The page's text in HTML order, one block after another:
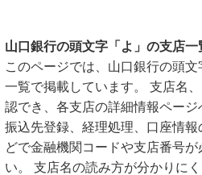
山口銀行の頭文字「よ」の支店一
このページでは、山口銀行の頭
一覧で掲載しています。 支店名
認でき、各支店の詳細情報ページ
振込先登録、経理処理、口座情
どで金融機関コードや支店番号
い。 支店名の読み方が分かりに